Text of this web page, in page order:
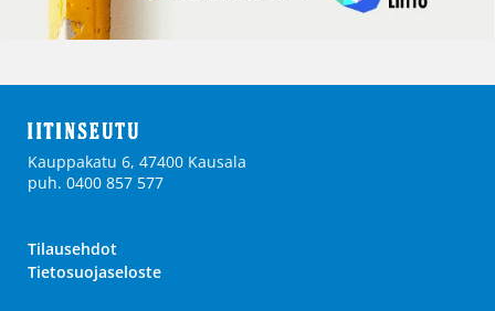
Kauppakatu 6, 47400 Kausala
puh. 0400 857 577
Tilausehdot
Tietosuojaseloste